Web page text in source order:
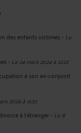
des enfants victimes- Le
- Le 24 mars 2024 à 12:22
à son ex-conjoint
2024 à 11:51
à l'étranger- Le 8